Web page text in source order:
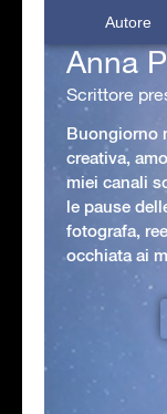
Autore
Anna
Scrittore
Buongiorno
creativa,
miei canali
le pause
fotografa,
occhiata ai